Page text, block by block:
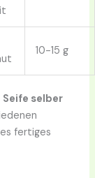
10-15 g
Seife selber
fertiges